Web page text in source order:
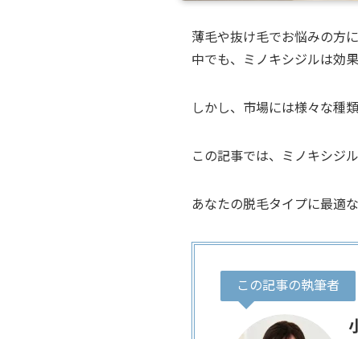
薄毛や抜け毛でお悩みの方
中でも、ミノキシジルは効
しかし、市場には様々な種
この記事では、ミノキシジ
あなたの脱毛タイプに最適
この記事の執筆者